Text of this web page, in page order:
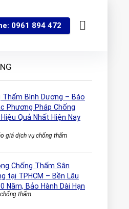
0961 894 472
Thấm Bình Dương – Báo
Phương Pháp Chống
Quả Nhất Hiện Nay
giá dịch vụ chống thấm
Chống Thấm Sân
tại TPHCM – Bền Lâu
Năm, Bảo Hành Dài Hạn
thấm